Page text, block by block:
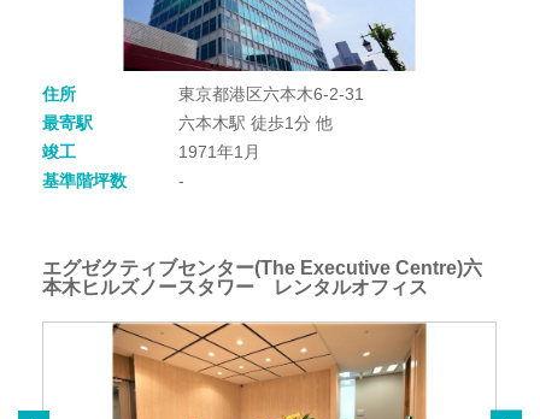
住所
東京都港区六本木6-2-31
最寄駅
六本木駅 徒歩1分 他
竣工
1971年1月
基準階坪数
-
エグゼクティブセンター(The Executive Centre)六
本木ヒルズノースタワー レンタルオフィス